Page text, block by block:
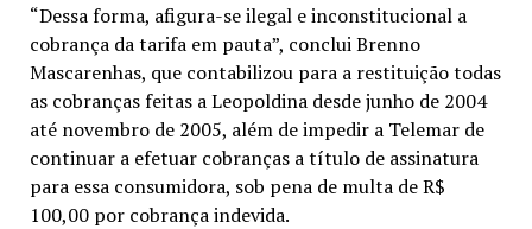
“Dessa forma, afigura-se ilegal e inconstitucional a
cobrança da tarifa em pauta”, conclui Brenno
Mascarenhas, que contabilizou para a restituição todas
as cobranças feitas a Leopoldina desde junho de 2004
até novembro de 2005, além de impedir a Telemar de
continuar a efetuar cobranças a título de assinatura
para essa consumidora, sob pena de multa de R$
100,00 por cobrança indevida.